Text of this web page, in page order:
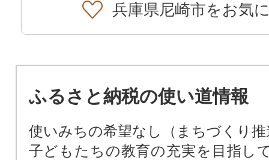
兵庫県尼崎市をお気
ふるさと納税の使い道情報
使いみちの希望なし（まちづくり推
子どもたちの教育の充実を目指し